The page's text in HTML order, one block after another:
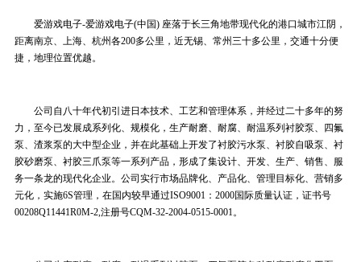
爱游戏电子-爱游戏电子(中国) 座落于长三角地带现代化的港口城市江阴，
距离南京、上海、杭州各200多公里，近无锡、常州三十多公里，交通十分便
捷，地理位置优越。
公司自八十年代初引进日本技术、工艺和管理体系，并经过二十多年的努
力，至今已发展成系列化、规模化，生产耐磨、耐腐、耐温系列衬胶泵、四氟
泵、渣浆泵的大中型企业，并在此基础上开发了衬胶污水泵、衬胶自吸泵、衬
胶砂磨泵、衬胶三爪泵等一系列产品，形成了集设计、开发、生产、销售、服
务一条龙的现代化企业。公司实行市场品牌化、产品化、管理目标化、营销多
元化，实施6S管理，在国内较早通过ISO9001：2000国际质量认证，证书号
00208Q11441R0M-2,注册号CQM-32-2004-0515-0001。